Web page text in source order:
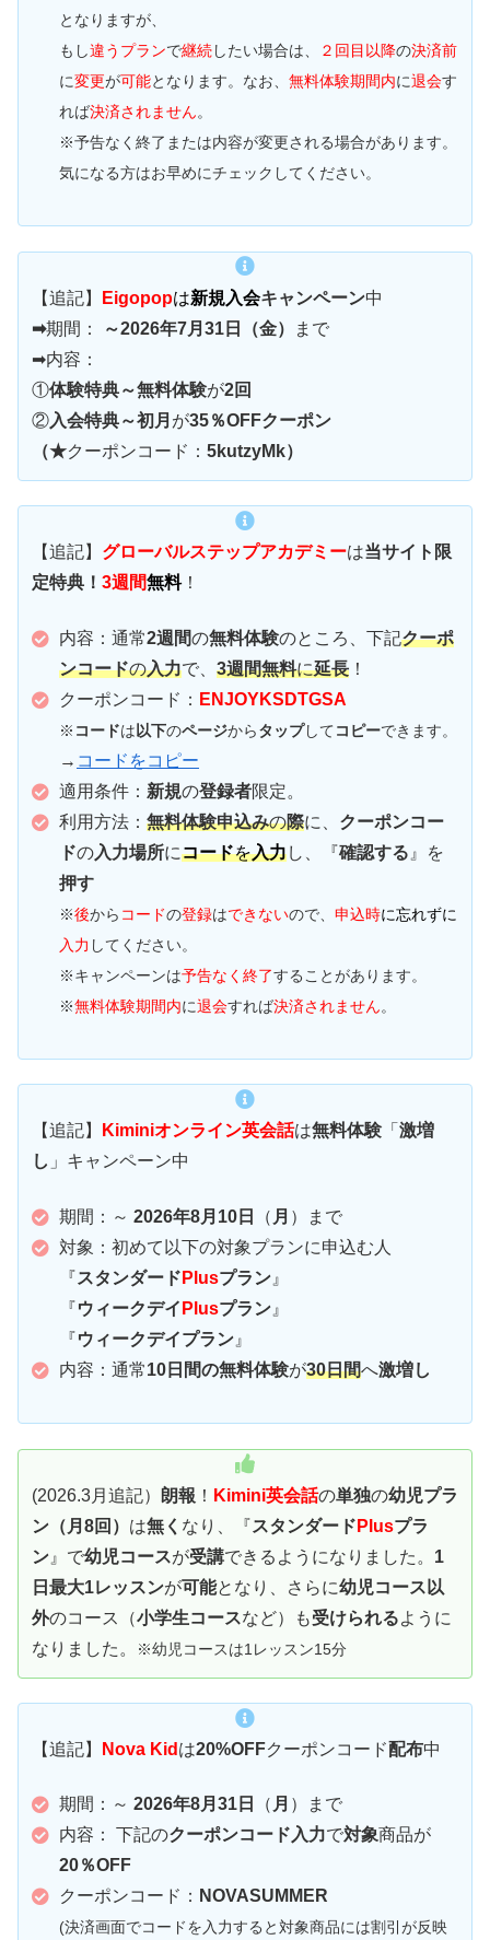
となりますが、
もし違うプランで継続したい場合は、 ２回目以降の決済前
に変更が可能となります。なお、 無料体験期間内に退会す
れば決済されません。
※予告なく終了または内容が変更される場合があります。
気になる方はお早めにチェックしてください。
【追記】 Eigopopは新規入会キャンペーン中
➡期間： ～2026年7月31日（金）
まで
➡内容：
①体験特典～無料体験が2回
②入会特典～初月 が35％OFFクーポン
（★クーポンコード： 5kutzyMk）
【追記】 グローバルステップアカデミーは当サイト限
定特典！ 3週間無料！
内容：通常2週間の無料体験のところ、下記クーポ
ンコードの入力で、 3週間無料に延長 ！
クーポンコード： ENJOYKSDTGSA
※ コードは 以下のページからタップしてコピーできます。
→ コードをコピー
適用条件： 新規の登録者限定。
利用方法： 無料体験申込みの際に、 クーポンコー
ドの入力場所にコードを入力し、『確認する 』を
押す
※後から コードの登録はできないので、 申込時に忘れずに
入力 してください。
※キャンペーンは予告なく終了することがあります。
※無料体験期間内に退会すれば決済されません。
【追記】 Kiminiオンライン英会話は無料体験 「 激増
し 」キャンペーン中
期間：～ 2026年8月10日 （ 月 ）まで
対象：初めて以下の対象プランに申込む人
『スタンダード Plusプラン 』
『ウィークデイ Plusプラン 』
『ウィークデイプラン 』
内容：通常10日間の無料体験が30日間へ激増し
(2026.3月追記） 朗報 ！ Kimini英会話の単独の幼児プラ
ン（ 月8回 ） は無く なり、 『スタンダード Plusプラ
ン 』で幼児コースが受講できるようになりました。 1
日最大1レッスンが可能となり、さらに幼児コース以
外のコース（小学生コースなど）も受けられるように
なりました。
※幼児コースは1レッスン15分
【追記】 Nova Kid は20%OFFクーポンコード配布中
期間：～ 2026年8月31日 （ 月 ）まで
内容： 下記のクーポンコード入力で対象商品が
20％OFF
クーポンコード： NOVASUMMER
(決済画面でコードを入力すると対象商品には割引が反映